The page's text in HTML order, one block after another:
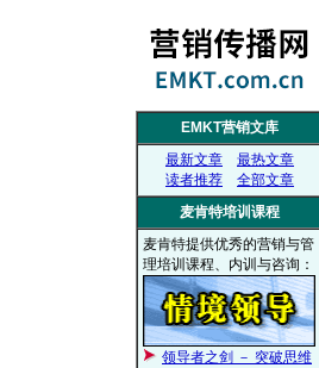
EMKT营销文库
最新文章
最热文章
读者推荐
全部文章
麦肯特培训课程
麦肯特提供优秀的营销与管
理培训课程、内训与咨询：
领导者之剑 － 突破思维